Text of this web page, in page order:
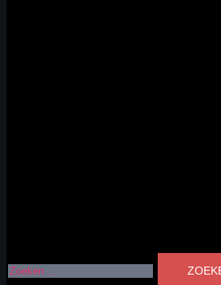
Zoeken